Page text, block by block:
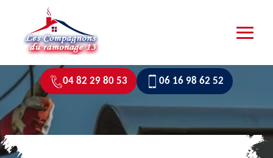
04 82 29 80 53 06 16 98 62 52